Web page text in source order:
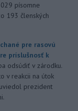
písomne
193 členských
pre rasovú
príslušnosť k
odsúdiť v zárodku.
v reakcii na útok
prezident